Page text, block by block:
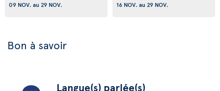
09 NOV. au 29 NOV.
16 NOV. au 29 NOV.
Bon à savoir
Langue(s) parlée(s)